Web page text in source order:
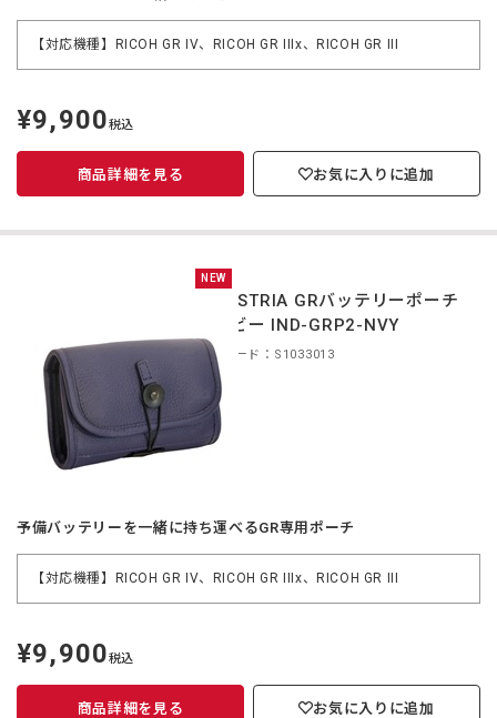
【対応機種】RICOH GR IV、RICOH GR IIIx、RICOH GR III
定
価
¥9,900税込
商品詳細を見る お気に入りに追加
NEW
INDUSTRIA GRバッテリーポーチ
ネイビー IND-GRP2-NVY
商品コード：S1033013
予備バッテリーを一緒に持ち運べるGR専用ポーチ
【対応機種】RICOH GR IV、RICOH GR IIIx、RICOH GR III
定
価
¥9,900税込
商品詳細を見る お気に入りに追加